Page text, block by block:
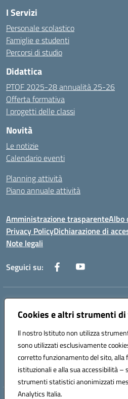
Cookies e altri strumenti
Il nostro Istituto non utilizza
sono utilizzati esclusivamente
corretto funzionamento del sito, alla
istituzionali e alla sua accessibilità –
strumenti statistici anonimizzati
Analytics Italia.
I Servizi
Personale scolastico
Famiglie e studenti
Percorsi di studio
Didattica
PTOF 2025-28 annualità 25-26
Offerta formativa
I progetti delle classi
Novità
Le notizie
Calendario eventi
Planning attività
Piano annuale attività
Amministrazione trasparenteAlbo
Privacy PolicyDichiarazione di
Note legali
Seguici su:
Indirizzo:
Centralino:0733/815931 - 0733/
Posta elettronica certificata (PEC):
Codice fiscale: 80006860433
Codice meccanografico: MCIS00200P